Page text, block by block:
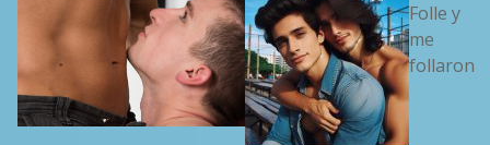
Folle y
me
follaron